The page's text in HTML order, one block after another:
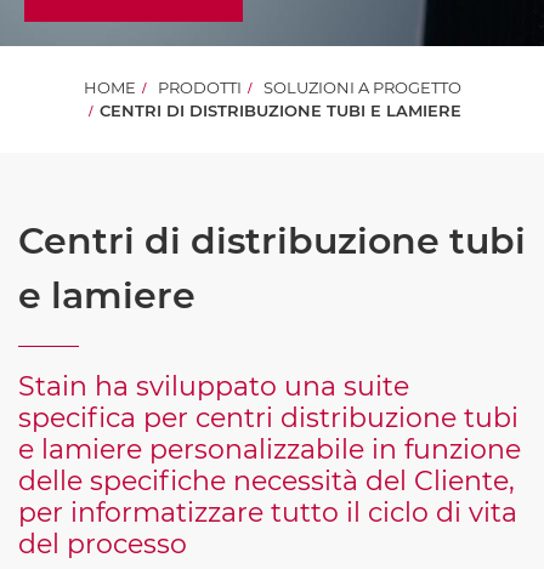
HOME PRODOTTI
SOLUZIONI A PROGETTO
CENTRI DI DISTRIBUZIONE TUBI E LAMIERE
Centri di distribuzione tubi
e lamiere
Stain ha sviluppato una suite
specifica per centri distribuzione tubi
e lamiere personalizzabile in funzione
delle specifiche necessità del Cliente,
per informatizzare tutto il ciclo di vita
del processo